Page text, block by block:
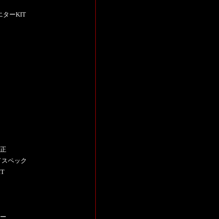
ターKIT
ペック